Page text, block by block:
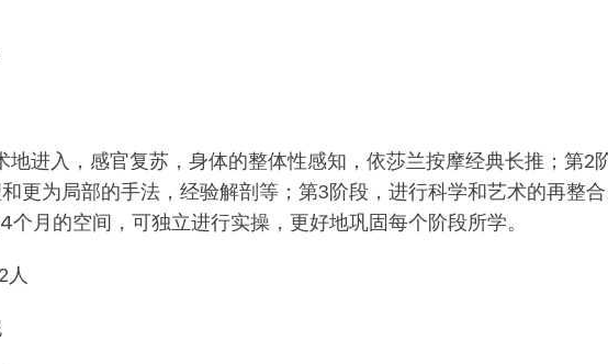
地进入，感官复苏，身体的整体性感知，依莎兰按摩经典长推；第2
更为局部的手法，经验解剖等；第3阶段，进行科学和艺术的再整合
个月的空间，可独立进行实操，更好地巩固每个阶段所学。
人